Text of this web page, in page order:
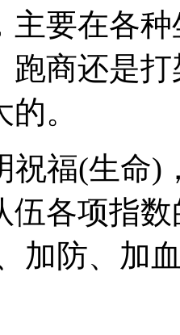
主要在各
跑商还是
。
福(生命)
伍各项指
加防、加